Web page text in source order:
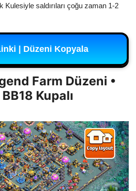
saldırıları çoğu zaman 1-2
| Düzeni Kopyala
Farm Düzeni •
Kupalı